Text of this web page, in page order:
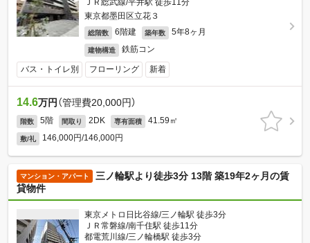
ＪＲ総武線/平井駅 徒歩11分
東京都墨田区立花３
総階数 6階建 築年数 5年8ヶ月
建物構造 鉄筋コン
バス・トイレ別 フローリング 新着
14.6万円 （管理費20,000円）
階数 5階 間取り 2DK 専有面積 41.59㎡
敷/礼 146,000円/146,000円
マンション・アパート
三ノ輪駅より徒歩3分 13階 築19年2ヶ月の賃
貸物件
東京メトロ日比谷線/三ノ輪駅 徒歩3分
ＪＲ常磐線/南千住駅 徒歩11分
都電荒川線/三ノ輪橋駅 徒歩3分